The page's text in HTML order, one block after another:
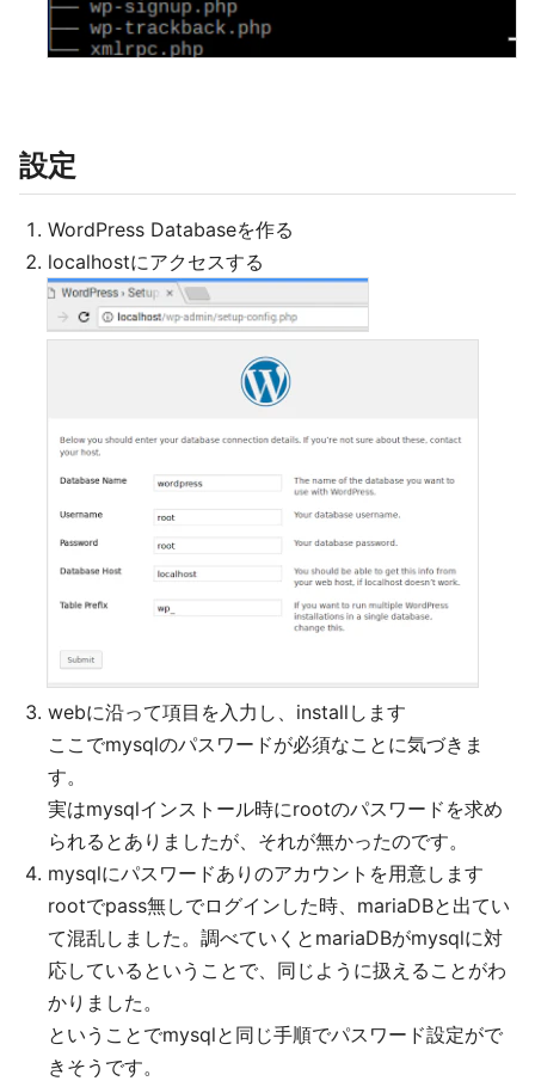
設定
WordPress Databaseを作る
localhostにアクセスする
webに沿って項目を入力し、installします
ここでmysqlのパスワードが必須なことに気づきま
す。
実はmysqlインストール時にrootのパスワードを求め
られるとありましたが、それが無かったのです。
mysqlにパスワードありのアカウントを用意します
rootでpass無しでログインした時、mariaDBと出てい
て混乱しました。調べていくとmariaDBがmysqlに対
応しているということで、同じように扱えることがわ
かりました。
ということでmysqlと同じ手順でパスワード設定がで
きそうです。